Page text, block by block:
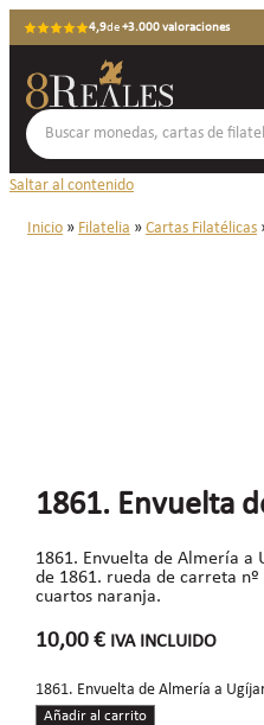
4,9de+3.000 valoraciones
Saltar al contenido
Inicio » Filatelia » Cartas Filatélicas
1861. Envuelta
1861. Envuelta de Almería a
de 1861. rueda de carreta
cuartos naranja.
10,00 € IVA INCLUIDO
1861. Envuelta de Almería a
Añadir al carrito